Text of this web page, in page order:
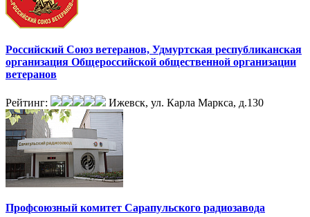
Российский Союз ветеранов, Удмуртcкая республиканская
организация Общероссийской общественной организации
ветеранов
Рейтинг: Ижевск, ул. Карла Маркса, д.130
Профсоюзный комитет Сарапульского радиозавода